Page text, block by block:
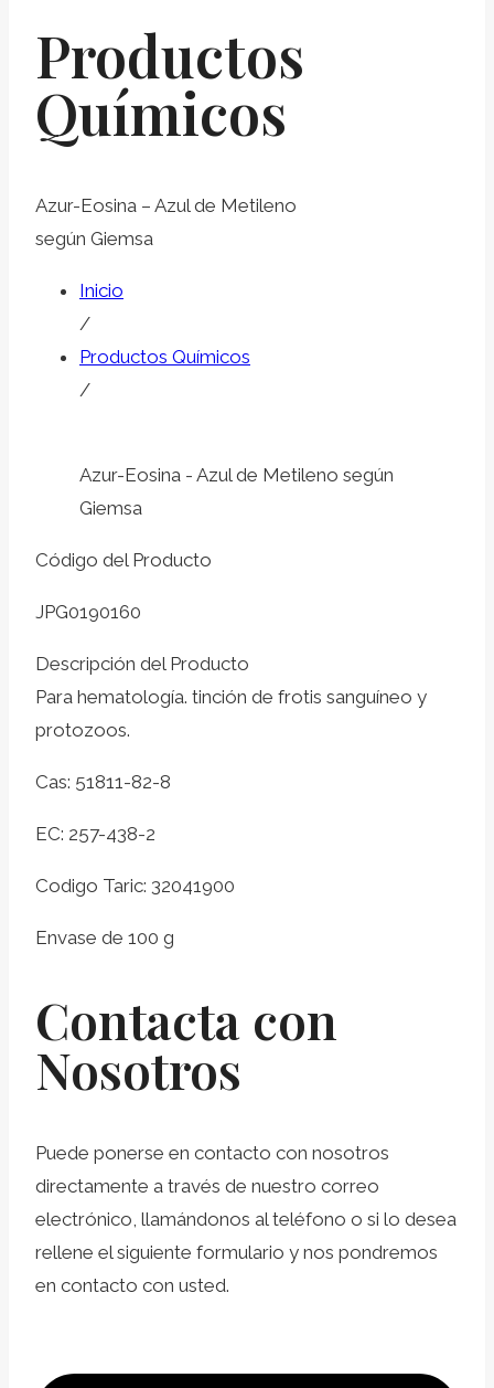
Productos
Químicos
Azur-Eosina – Azul de Metileno
según Giemsa
Inicio
/
Productos Químicos
/
Azur-Eosina - Azul de Metileno según
Giemsa
Código del Producto
JPG0190160
Descripción del Producto
Para hematología. tinción de frotis sanguíneo y
protozoos.
Cas: 51811-82-8
EC: 257-438-2
Codigo Taric: 32041900
Envase de 100 g
Contacta con
Nosotros
Puede ponerse en contacto con nosotros
directamente a través de nuestro correo
electrónico, llamándonos al teléfono o si lo desea
rellene el siguiente formulario y nos pondremos
en contacto con usted.